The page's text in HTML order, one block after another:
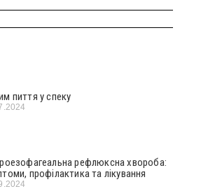
пиття у спеку
рефлюксна хвороба:
профілактика та лікування